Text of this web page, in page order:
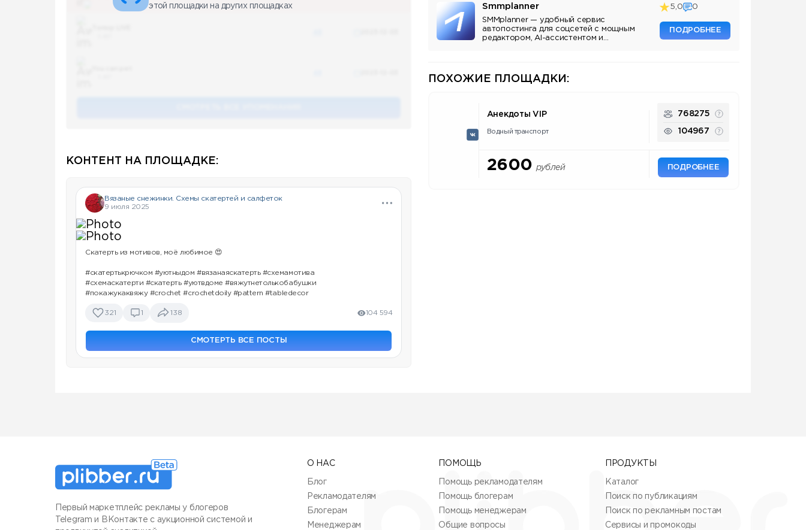
этой площадки на других площадках
КОНТЕНТ НА ПЛОЩАДКЕ:
Вязаные снежинки. Схемы скатертей и салфеток
9 июля 2025
Скатерть из мотивов, моё любимое 😍
#скатертькрючком #уютныдом #вязанаяскатерть #схемамотива
#схемаскатерти #скатерть #уютвдоме #вяжутнетолькобабушки
#покажукаквяжу #crochet #crochetdoily #pattern #tabledecor
321 1 138 104 594
СМОТЕРТЬ ВСЕ ПОСТЫ
Smmplanner
SMMplanner — удобный сервис
автопостинга для соцсетей с мощным
редактором, AI-ассистентом и
5,0 0
ПОДРОБНЕЕ
ПОХОЖИЕ ПЛОЩАДКИ:
Анекдоты VIP
Водный транспорт
768275
104967
2600 рублей ПОДРОБНЕЕ
Первый маркетплейс рекламы у блогеров
Telegram и ВКонтакте с аукционной системой и
О НАС
Блог
Рекламодателям
Блогерам
Менеджерам
ПОМОЩЬ
Помощь рекламодателям
Помощь блогерам
Помощь менеджерам
Общие вопросы
ПРОДУКТЫ
Каталог
Поиск по публикациям
Поиск по рекламным постам
Сервисы и промокоды